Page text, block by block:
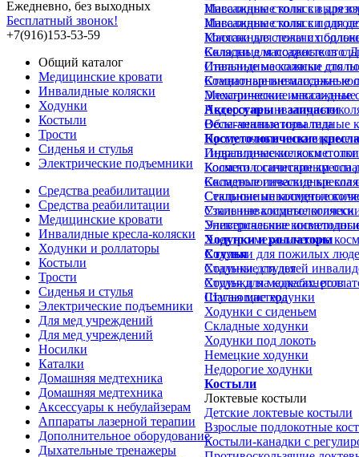
Ежедневно, без выходных
Бесплатный звонок!
+7(916)153-53-59
Общий каталог
Медицинские кровати
Инвалидные коляски
Ходунки
Костыли
Трости
Сиденья и стулья
Электрические подъемники
Средства реабилитации
Средства реабилитации
Медицинские кровати
Инвалидные кресла-коляски
Ходунки и роллаторы
Костыли
Трости
Сиденья и стулья
Электрические подъемники
Для мед учреждений
Для мед учреждений
Носилки
Каталки
Домашняя медтехника
Домашняя медтехника
Аксессуары к небулайзерам
Аппараты лазерной терапии
Дополнительное оборудование
Дыхательные тренажеры
Инвалидные коляски для
Инвалидные коляски для
Коляски для лежачих
Коляски для подростков с
Инвалидные коляски для
Комнатные инвалидные
Механические инвалидные
Недорогие инвалидные
Облегченные инвалидные
Прогулочные инвалидные
Инвалидные коляски с
Коляски с санитарным
Складные инвалидные
Стальные инвалидные
Узкие инвалидные коляски
Универсальные
Ходунки и роллаторы
Ходунки для пожилых
Ходунки для детей
Ходунки на колесах,
Шагающие ходунки
Ходунки с сиденьем
Складные ходунки
Ходунки под локоть
Немецкие ходунки
Недорогие ходунки
Костыли
Локтевые костыли
Детские локтевые костыли
Взрослые подлокотные
Костыли-канадки с
Массажные столы с
Массажные столы с
Массажные столы с
Складные массажные столы
Стальные массажные столы
Стационарные массажные
Электрические массажные
Аксессуары и запчасти
Весы-анализаторы тела
Косметологические кресла
Гидравлические
Косметологические кресла
Косметологические кресла
Секционные
Стальные
Электрические
Электро-механические
Стулья
Стальные стулья
Стулья для медкабинетов
Стулья мастера